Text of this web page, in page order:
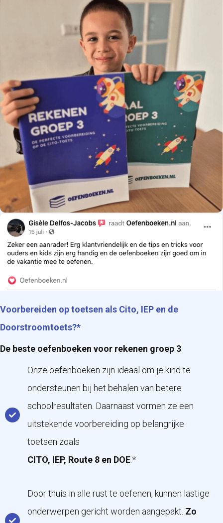
Voorbereiden op toetsen als Cito, IEP en de
Doorstroomtoets?*
De beste oefenboeken voor rekenen groep 3
Onze oefenboeken zijn ideaal om je kind te
ondersteunen bij het behalen van betere
schoolresultaten. Daarnaast vormen ze een
uitstekende voorbereiding op belangrijke
toetsen zoals
CITO, IEP, Route 8 en DOE.*
Door thuis in alle rust te oefenen, kunnen lastige
onderwerpen gericht worden aangepakt. Zo